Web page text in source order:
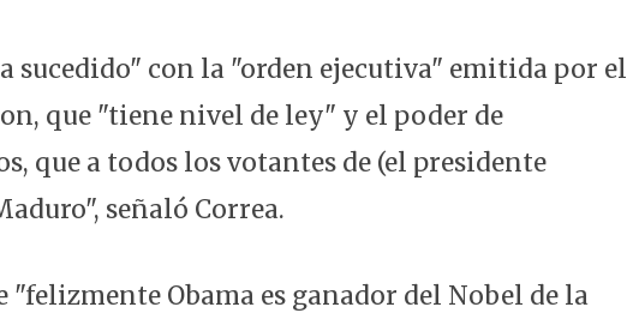
sucedido" con la "orden ejecutiva" emitida por el
que "tiene nivel de ley" y el poder de
que a todos los votantes de (el presidente
señaló Correa.
Obama es ganador del Nobel de la